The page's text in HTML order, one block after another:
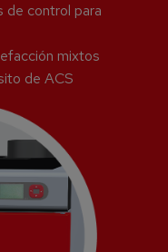
de control para
mixtos
de ACS